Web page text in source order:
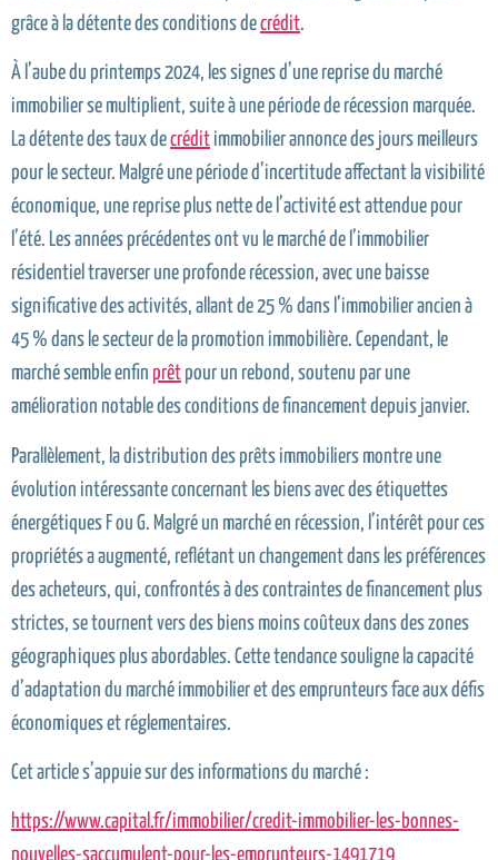
grâce à la détente des conditions decrédit.
À l’aube du printemps 2024, les signes d’une reprise du marché
immobilier se multiplient, suite à une période de récession marquée.
La détente des taux decrédit immobilier annonce des jours meilleurs
pour le secteur. Malgré une période d’incertitude affectant la visibilité
économique, une reprise plus nette de l’activité est attendue pour
l’été. Les années précédentes ont vu le marché de l’immobilier
résidentiel traverser une profonde récession, avec une baisse
significative des activités, allant de 25 % dans l’immobilier ancien à
45 % dans le secteur de la promotion immobilière. Cependant, le
marché semble enfin prêt pour un rebond, soutenu par une
amélioration notable des conditions de financement depuis janvier.
Parallèlement, la distribution des prêts immobiliers montre une
évolution intéressante concernant les biens avec des étiquettes
énergétiques F ou G. Malgré un marché en récession, l’intérêt pour ces
propriétés a augmenté, reflétant un changement dans les préférences
des acheteurs, qui, confrontés à des contraintes de financement plus
strictes, se tournent vers des biens moins coûteux dans des zones
géographiques plus abordables. Cette tendance souligne la capacité
d’adaptation du marché immobilier et des emprunteurs face aux défis
économiques et réglementaires.
Cet article s’appuie sur des informations du marché :
https://www.capital.fr/immobilier/credit-immobilier-les-bonnes-
nouvelles-saccumulent-pour-les-emprunteurs-1491719